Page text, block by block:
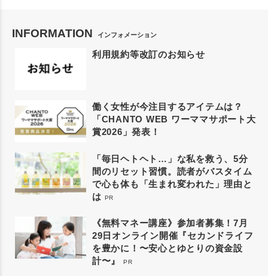
INFORMATION インフォメーション
利用規約等改訂のお知らせ
働く女性が今注目するアイテムは？
「CHANTO WEB ワーママサポート大
賞2026」発表！
「毎日ヘトヘト…」な私を救う、5分
間のリセット習慣。読者がバスタイム
で心も体も「生まれ変われた」理由と
は PR
《無料マネー講座》参加者募集！7月
29日オンライン開催『セカンドライフ
を豊かに！〜安心とゆとりの資金設
計〜』
PR